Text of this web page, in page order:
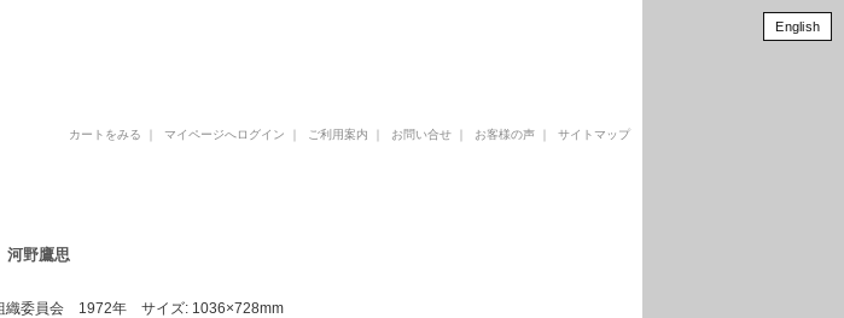
カートをみる マイページへログイン ご利用案内 お問い合せ お客様の声 サイトマップ
野鷹思
織委員会 1972年 サイズ: 1036×728mm
English